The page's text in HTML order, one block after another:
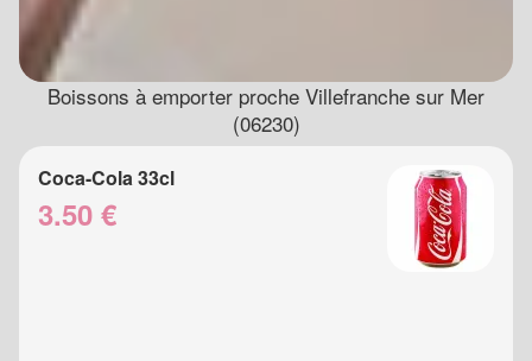
Boissons à emporter proche Villefranche sur Mer
(06230)
Coca-Cola 33cl
3.50 €